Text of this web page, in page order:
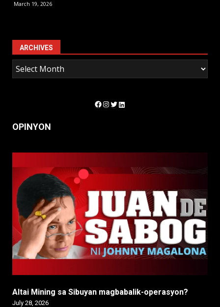
March 19, 2026
ARCHIVES
Facebook
Instagram
Twitter
LinkedIn
OPINYON
Altai Mining sa Sibuyan magbabalik-operasyon?
July 28, 2026